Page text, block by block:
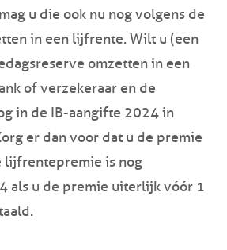
u die ook nu nog volgens de
in een lijfrente. Wilt u (een
omzetten in een
of verzekeraar en de
in de IB-aangifte 2024 in
er dan voor dat u de premie
lijfrentepremie is nog
als u de premie uiterlijk vóór 1